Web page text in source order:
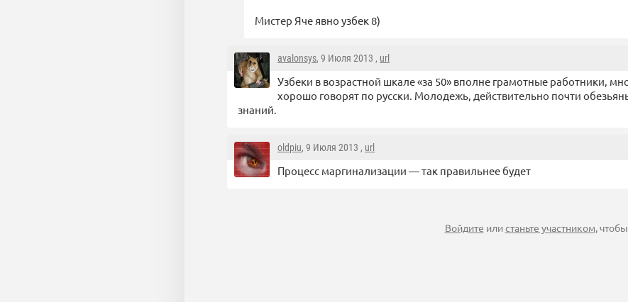
Мистер Яче явно узбек 8)
avalonsys, 9 Июля 2013 , url
Узбеки в возрастной шкале «за 50» вполне грамотные работники,
хорошо говорят по русски. Молодежь, действительно почти
знаний.
oldpiu, 9 Июля 2013 , url
Процесс маргинализации — так правильнее будет
Войдите илистаньте участником,